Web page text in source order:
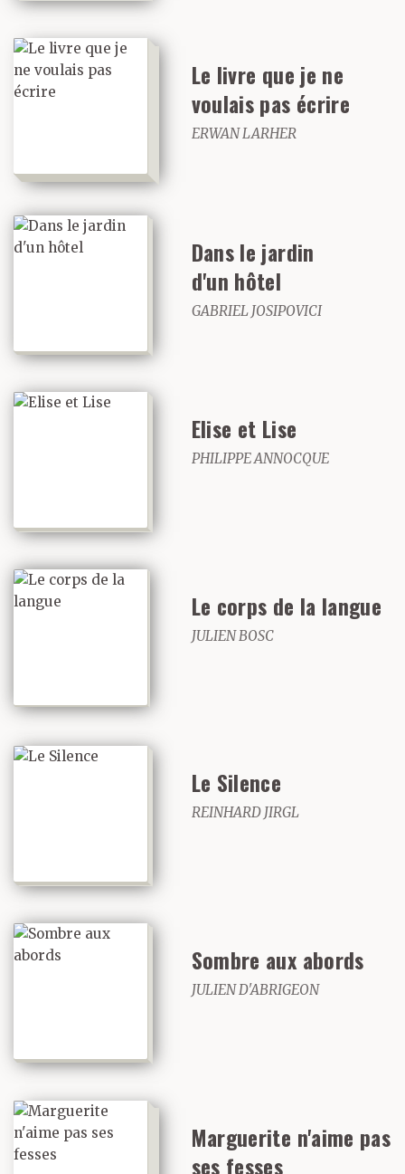
Le livre que je ne
voulais pas écrire
ERWAN LARHER
Dans le jardin
d'un hôtel
GABRIEL JOSIPOVICI
Elise et Lise
PHILIPPE ANNOCQUE
Le corps de la langue
JULIEN BOSC
Le Silence
REINHARD JIRGL
Sombre aux abords
JULIEN D'ABRIGEON
Marguerite n'aime pas
ses fesses